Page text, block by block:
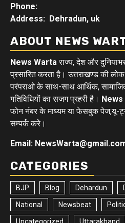
Phone:
Address: Dehradun, uk
ABOUT NEWS
News Wartaराज्य, देश और
प्रसारित करता है। उत्तराखण्ड की
परंपराओ के साथ-साथ आर्थिक,
गतिविधियों का सजग प्रहरी है।
फोन नंबर के माध्यम या फेसबुक पेज,यू-
सम्पर्क करे।
Email:
CATEGORIES
BJP Blog Dehardun
National Newsbeat